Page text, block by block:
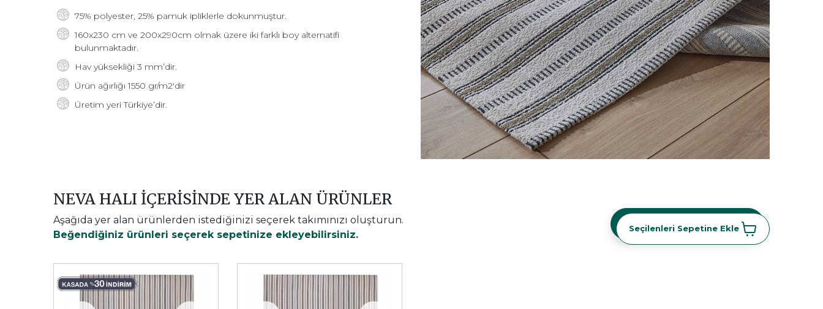
75% polyester, 25% pamuk ipliklerle dokunmuştur.
160x230 cm ve 200x290cm olmak üzere iki farklı boy alternatifi
bulunmaktadır.
Hav yüksekliği 3 mm’dir.
Ürün ağırlığı 1550 gr/m2'dir
Üretim yeri Türkiye’dir.
NEVA HALI İÇERİSİNDE YER ALAN ÜRÜNLER
Aşağıda yer alan ürünlerden istediğinizi seçerek takımınızı oluşturun.
Beğendiğiniz ürünleri seçerek sepetinize ekleyebilirsiniz.
Seçilenleri Sepetine Ekle
Seçilenleri Sepetine Ekle